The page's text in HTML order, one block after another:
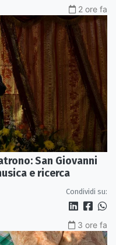
2 ore fa
San Giovanni
e ricerca
Condividi su:
3 ore fa